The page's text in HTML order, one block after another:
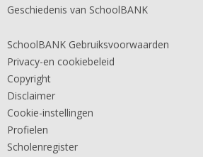
Geschiedenis van SchoolBANK
SchoolBANK Gebruiksvoorwaarden
Privacy-en cookiebeleid
Copyright
Disclaimer
Cookie-instellingen
Profielen
Scholenregister